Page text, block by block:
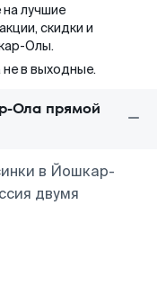
лучшие
скидки и
Олы.
не в выходные.
Ола прямой
в Йошкар-
двумя